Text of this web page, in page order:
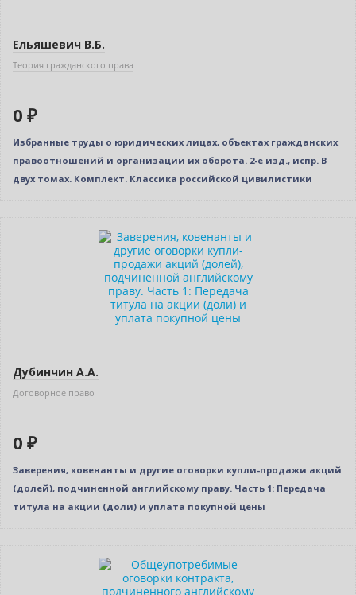
Ельяшевич В.Б.
Теория гражданского права
0 ₽
Избранные труды о юридических лицах, объектах гражданских
правоотношений и организации их оборота. 2-е изд., испр. В
двух томах. Комплект. Классика российской цивилистики
Дубинчин А.А.
Договорное право
0 ₽
Заверения, ковенанты и другие оговорки купли-продажи акций
(долей), подчиненной английскому праву. Часть 1: Передача
титула на акции (доли) и уплата покупной цены